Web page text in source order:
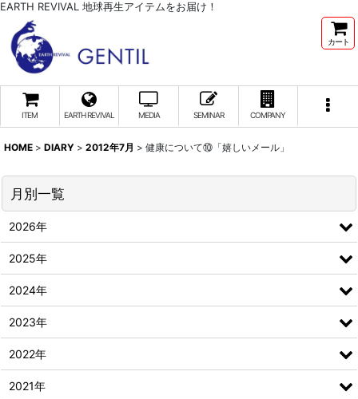
EARTH REVIVAL 地球再生アイテムをお届け！
カート
ITEM EARTH REVIVAL MEDIA SEMINAR COMPANY
HOME > DIARY > 2012年7月 > 健康について⑩「嬉しいメール」
月別一覧
2026年
2025年
2024年
2023年
2022年
2021年